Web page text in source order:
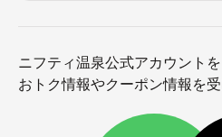
ニフティ温泉公式アカウント
おトク情報やクーポン情報を